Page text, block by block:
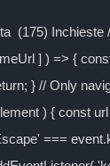
(175)
] ) => {
} // Only
) { const
===